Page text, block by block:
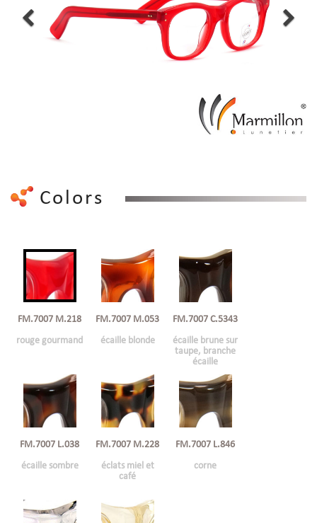
Colors
FM.7007 M.218
rouge gourmand
FM.7007 M.053
écaille blonde
FM.7007 C.5343
écaille brune sur
taupe, branche
écaille
FM.7007 L.038
écaille sombre
FM.7007 M.228
éclats miel et
café
FM.7007 L.846
corne